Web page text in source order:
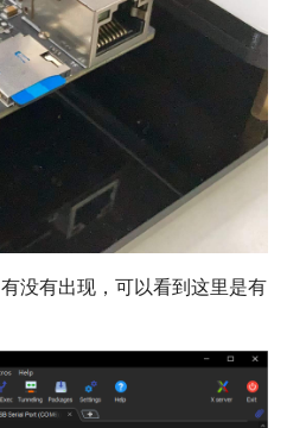
有没有出现，可以看到这里是有